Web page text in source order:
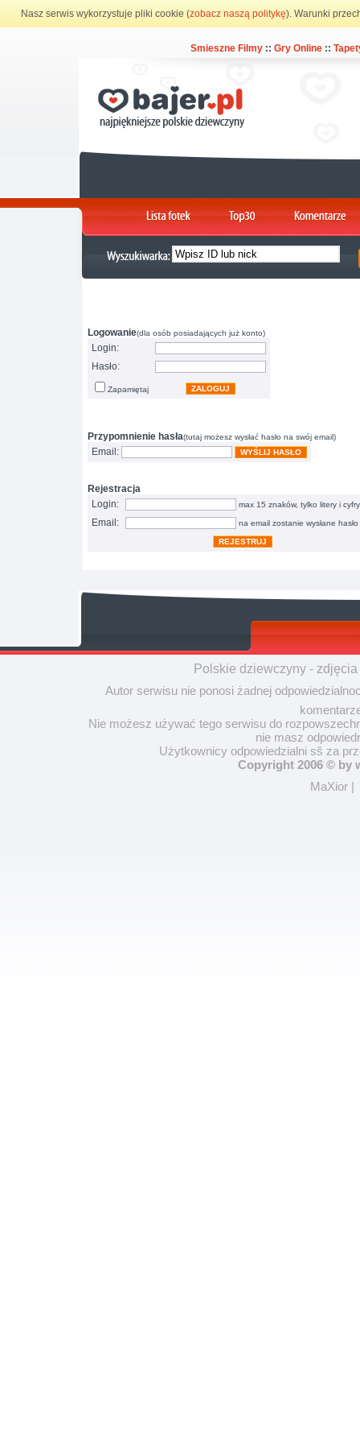
Nasz serwis wykorzystuje pliki cookie (zobacz naszą politykę). Warunki
Smieszne Filmy ::Gry Online ::
Logowanie(dla osób posiadających już konto)
Login:
Hasło:
Zapamiętaj ZALOGUJ
Przypomnienie hasła(tutaj możesz wysłać hasło na swój email)
Email: WYŚLIJ HASŁO
Rejestracja
Login:
max 15 znaków, tylko litery i cyfry
Email: na email zostanie wysłane hasło
REJESTRUJ
Polskie dziewczyny -
Autor serwisu nie ponosi żadnej
Nie możesz używać tego serwisu do
nie masz
Użytkownicy odpowiedzialni sš za
Copyright 2006 © by
MaXior |